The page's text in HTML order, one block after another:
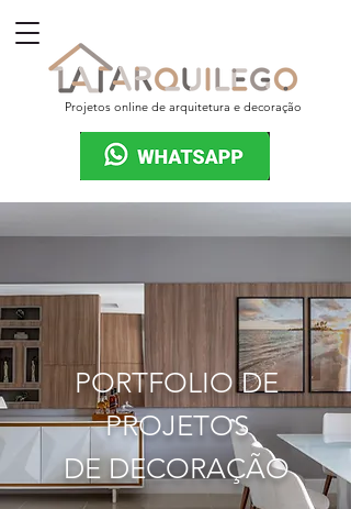
Projetos online de arquitetura e decoração
PORTFOLIO DE
PROJETOS
DE DECORAÇÃO